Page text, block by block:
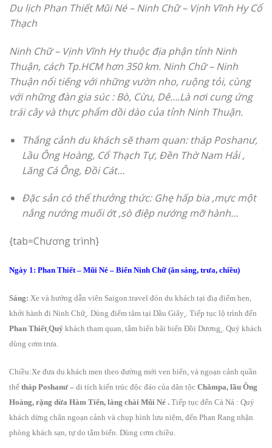
Du lịch Phan Thiết Mũi Né – Ninh Chữ – Vịnh Vĩnh Hy Cổ
Thạch
Ninh Chữ – Vịnh Vĩnh Hy thuộc địa phận tỉnh Ninh
Thuận, cách Tp.HCM hơn 350 km. Ninh Chữ – Ninh
Thuận nổi tiếng với những vườn nho, ruộng tỏi, cùng
với những đàn gia súc : Bò, Cừu, Dê….Là nơi cung ứng
trái cây và thực phẩm dồi dào của tỉnh Ninh Thuận.
Thắng cảnh du khách sẽ tham quan: tháp Poshanư,
Lầu Ông Hoàng, Cổ Thạch Tự, Đền Thờ Nam Hải ,
Lăng Cá Ông, Đồi Cát…
Đặc sản có thể thưởng thức: Ghẹ hấp bia ,mực một
nắng nướng muối ớt ,sò điệp nướng mỡ hành…
{tab=Chương trình}
Ngày 1: Phan Thiết – Mũi Né – Biển Ninh Chữ (ăn sáng, trưa, chiều)
Sáng: Xe và hướng dẫn viên Saigon.travel đón du khách tại điạ điểm hẹn,
khởi hành đi Ninh Chữ . Dùng điểm tâm tại Dầu Giây
. Tiếp tục lộ trình đến
Phan Thiết Quý khách tham quan, tắm biển bãi biển Đồi Dương
. Quý khách
dùng cơm trưa.
Chiều:Xe đưa du khách men theo đường mới ven biển, và ngoạn cảnh quần
thể tháp Poshanư – di tích kiến trúc độc đáo của dân tộc Chămpa, lầu Ông
Hoàng, rặng dừa Hàm Tiến, làng chài Mũi Né . Tiếp tục đến Cà Ná : Quý
khách dừng chân ngoạn cảnh và chụp hình lưu niệm, đến Phan Rang nhận
phòng khách sạn, tự do tắm biển. Dùng cơm chiều.